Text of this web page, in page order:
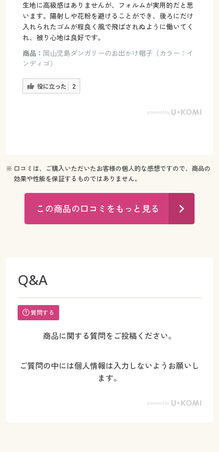
生地に高級感はありませんが、フォルムが実用的だと思
います。陽射しや花粉を避けることができ、後ろにだけ
入れられたゴムが程良く風で飛ばされぬように働いてく
れ、被り心地は良好です。
商品： 岡山児島ダンガリーのお出かけ帽子（カラー：イ
ンディゴ）
役に立った 2
※ 口コミは、ご購入いただいたお客様の個人的な感想ですので、商品の
効果や性能を保証するものではありません。
この商品の口コミをもっと見る
Q&A
質問する
商品に関する質問をご投稿ください。
ご質問の中には個人情報は入力しないようお願いし
ます。